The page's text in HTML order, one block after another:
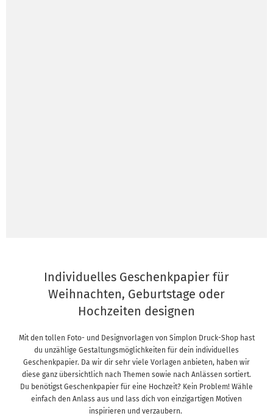
Individuelles Geschenkpapier für
Weihnachten, Geburtstage oder
Hochzeiten designen
Mit den tollen Foto- und Designvorlagen von Simplon Druck-Shop hast
du unzählige Gestaltungsmöglichkeiten für dein individuelles
Geschenkpapier. Da wir dir sehr viele Vorlagen anbieten, haben wir
diese ganz übersichtlich nach Themen sowie nach Anlässen sortiert.
Du benötigst Geschenkpapier für eine Hochzeit? Kein Problem! Wähle
einfach den Anlass aus und lass dich von einzigartigen Motiven
inspirieren und verzaubern.